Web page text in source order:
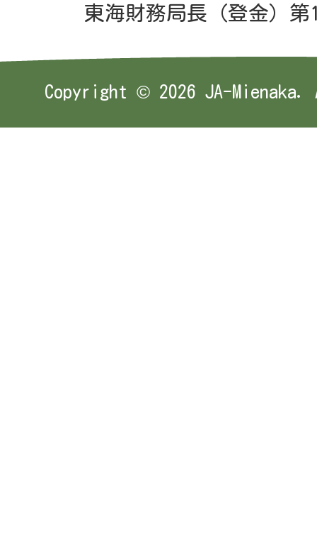
東海財務局長（登金）第
Copyright © 2026 JA-